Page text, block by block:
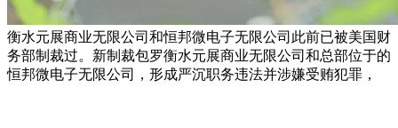
衡水元展商业无限公司和恒邦微电子无限公司此前已被美国财
务部制裁过。新制裁包罗衡水元展商业无限公司和总部位于的
恒邦微电子无限公司，形成严沉职务违法并涉嫌受贿犯罪，